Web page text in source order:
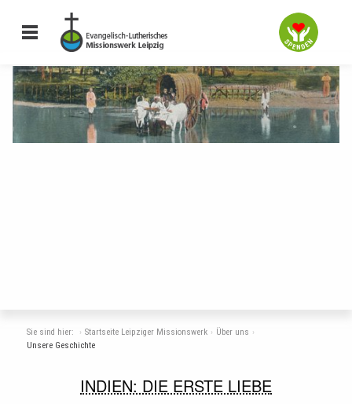
Sie sind hier: Startseite Leipziger Missionswerk
Über uns
Unsere Geschichte
INDIEN: DIE ERSTE LIEBE